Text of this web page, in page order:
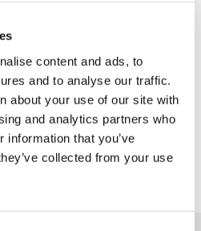
content and ads, to
and to analyse our traffic.
about your use of our site with
and analytics partners who
information that you’ve
collected from your use
(Air Traffic
toekennen van slots onder
in het luchtruim en
van het
kan het zijn dat vluchten later
eigenlijk gepland stonden.